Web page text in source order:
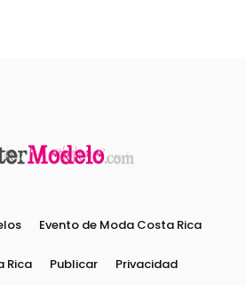
Evento de Moda Costa Rica
Rica Publicar Privacidad